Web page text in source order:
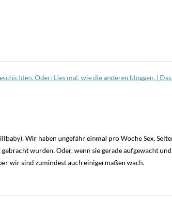
Oder: Lies mal, wie die anderen bloggen. |
Wir haben ungefähr einmal pro Woche Sex.
wurden. Oder, wenn sie gerade aufgewacht
wir sind zumindest auch einigermaßen wach.